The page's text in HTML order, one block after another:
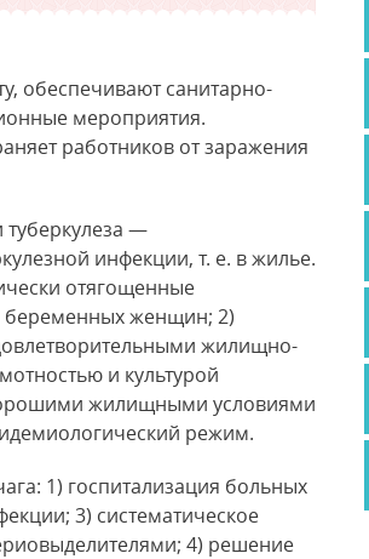
обеспечивают санитарно-
мероприятия.
работников от заражения
туберкулеза —
инфекции, т. е. в жилье.
отягощенные
беременных женщин; 2)
жилищно-
и культурой
жилищными условиями
режим.
1) госпитализация больных
3) систематическое
4) решение